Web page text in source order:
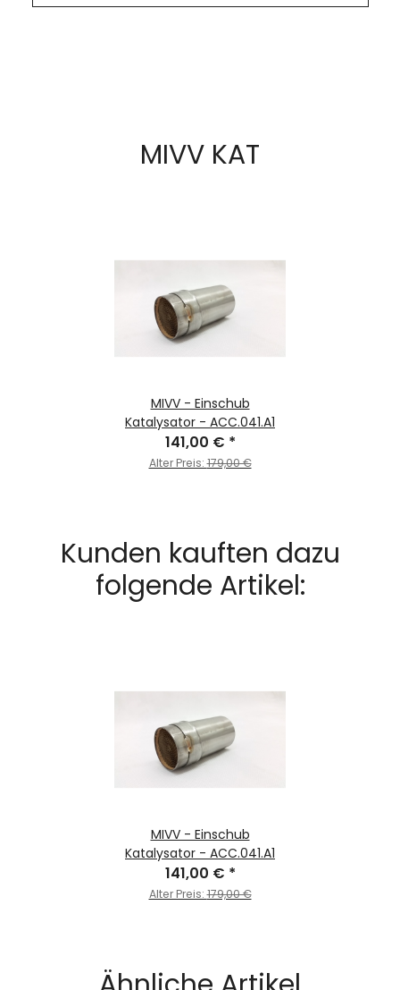
MIVV KAT
MIVV - Einschub
Katalysator - ACC.041.A1
141,00 € *
Alter Preis:179,00 €
Kunden kauften dazu
folgende Artikel:
MIVV - Einschub
Katalysator - ACC.041.A1
141,00 € *
Alter Preis:179,00 €